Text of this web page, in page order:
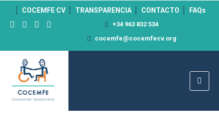
COCEMFE CV TRANSPARENCIA CONTACTO FAQs
+34 963 832 534
cocemfe@cocemfecv.org